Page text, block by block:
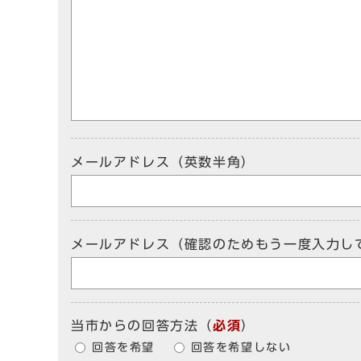
メールアドレス（英数半角）
メールアドレス（確認のためもう一度入力し
当市からの回答方法 （必須）
回答を希望 回答を希望しない